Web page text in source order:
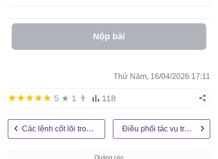
Nộp bài
Thứ Năm, 16/04/2026 17:11
5 ★ 1 👨 118
Các lệnh cốt lõi trong Claude Code Điều phối tác vụ trong Claude Code